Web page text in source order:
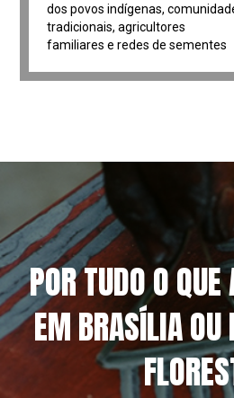
dos povos indígenas,
tradicionais, agricultores
familiares e redes de sementes
POR TUDO O
EM BRASÍLIA OU